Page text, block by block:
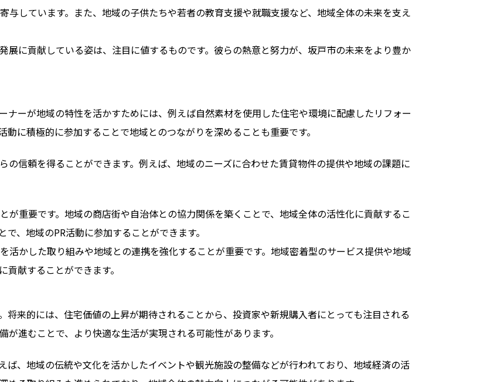
しています。また、地域の子供たちや若者の教育支援や就職支援など、地域全体の未来を支え
に貢献している姿は、注目に値するものです。彼らの熱意と努力が、坂戸市の未来をより豊か
ーが地域の特性を活かすためには、例えば自然素材を使用した住宅や環境に配慮したリフォー
に積極的に参加することで地域とのつながりを深めることも重要です。
信頼を得ることができます。例えば、地域のニーズに合わせた賃貸物件の提供や地域の課題に
重要です。地域の商店街や自治体との協力関係を築くことで、地域全体の活性化に貢献するこ
、地域のPR活動に参加することができます。
かした取り組みや地域との連携を強化することが重要です。地域密着型のサービス提供や地域
献することができます。
来的には、住宅価値の上昇が期待されることから、投資家や新規購入者にとっても注目される
進むことで、より快適な生活が実現される可能性があります。
、地域の伝統や文化を活かしたイベントや観光施設の整備などが行われており、地域経済の活